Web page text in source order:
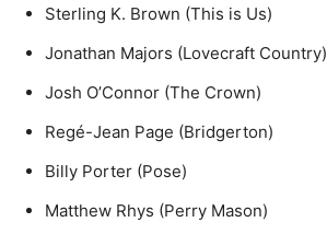
Sterling K. Brown (This is Us)
Jonathan Majors (Lovecraft Country)
Josh O’Connor (The Crown)
Regé-Jean Page (Bridgerton)
Billy Porter (Pose)
Matthew Rhys (Perry Mason)